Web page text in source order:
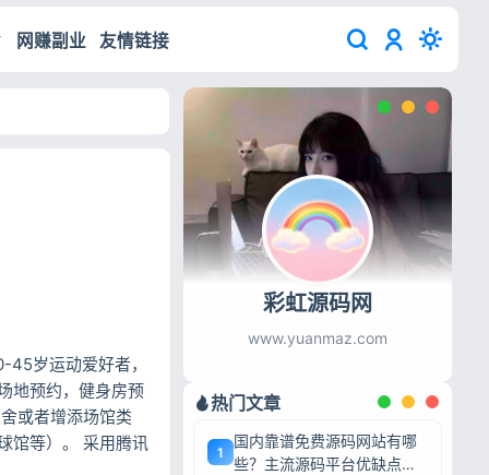
网赚副业 友情链接
岁运动爱好者，
地预约，健身房预
或者增添场馆类
馆等）。 采用腾讯
彩虹源码网
www.yuanmaz.com
热门文章
1
国内靠谱免费源码网站有哪
些？主流源码平台优缺点深